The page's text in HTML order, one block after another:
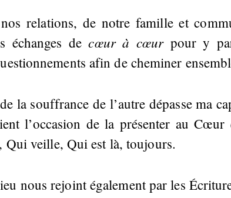
relations, de notre famille et
échanges decœur à cœurpour y
afin de cheminer
la souffrance de l’autre dépasse ma
l’occasion de la présenter au
Qui veille, Qui est là, toujours.
nous rejoint également par les